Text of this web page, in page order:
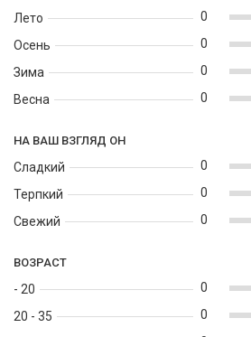
Лето
Осень
Зима
Весна
0
0
0
0
НА ВАШ ВЗГЛЯД ОН
Сладкий
Терпкий
Свежий
0
0
0
ВОЗРАСТ
- 20
20 - 35
0
0